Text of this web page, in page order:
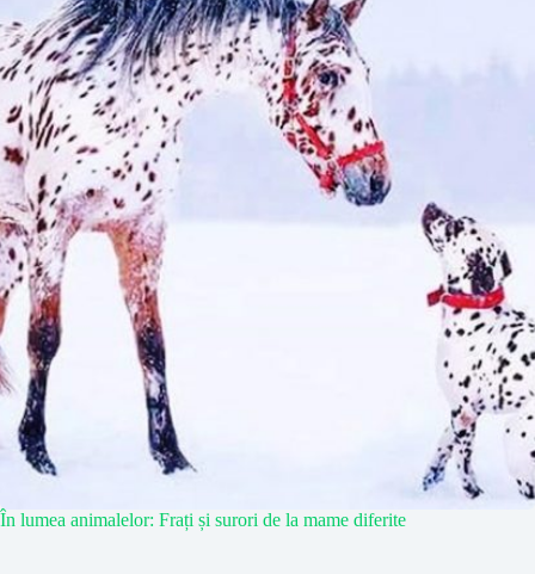
În lumea animalelor: Frați și surori de la mame diferite